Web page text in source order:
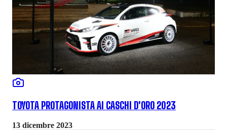
TOYOTA PROTAGONISTA AI CASCHI D'ORO 2023
13 dicembre 2023